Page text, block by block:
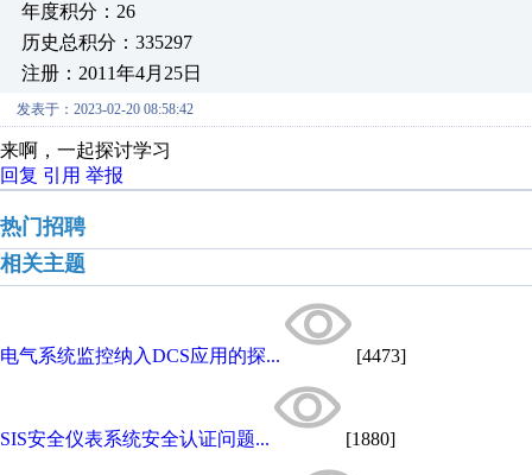
年度积分：26
历史总积分：335297
注册：2011年4月25日
发表于：2023-02-20 08:58:42
来啊，一起探讨学习
回复 引用 举报
热门招聘
相关主题
电气系统监控纳入DCS应用的探... [4473]
SIS安全仪表系统安全认证问题... [1880]